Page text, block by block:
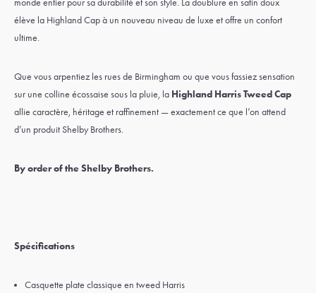
monde entier pour sa durabilité et son style. La doublure en satin doux
élève la Highland Cap à un nouveau niveau de luxe et offre un confort
ultime.
Que vous arpentiez les rues de Birmingham ou que vous fassiez sensation
sur une colline écossaise sous la pluie, la Highland Harris Tweed Cap
allie caractère, héritage et raffinement — exactement ce que l’on attend
d’un produit Shelby Brothers.
By order of the Shelby Brothers.
Spécifications
Casquette plate classique en tweed Harris